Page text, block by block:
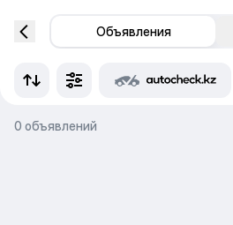
Объявления
0 объявлений